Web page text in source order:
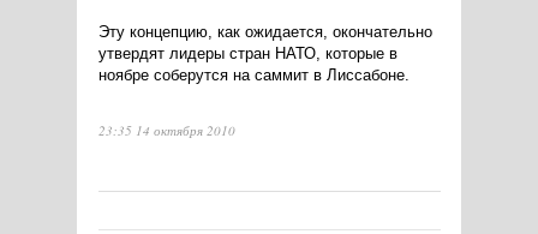
Эту концепцию, как ожидается, окончательно
утвердят лидеры стран НАТО, которые в
ноябре соберутся на саммит в Лиссабоне.
23:35 14 октября 2010